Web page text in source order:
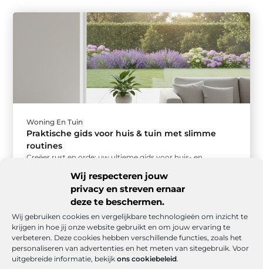
Wij respecteren jouw
privacy en streven ernaar
deze te beschermen.
Wij gebruiken cookies en vergelijkbare technologieën om inzicht te
krijgen in hoe jij onze website gebruikt en om jouw ervaring te
verbeteren. Deze cookies hebben verschillende functies, zoals het
personaliseren van advertenties en het meten van sitegebruik. Voor
uitgebreide informatie, bekijk ons cookiebeleid.
Woning En Tuin
Praktische gids voor huis & tuin met slimme
routines
Creëer rust en orde: uw ultieme gids voor huis- en